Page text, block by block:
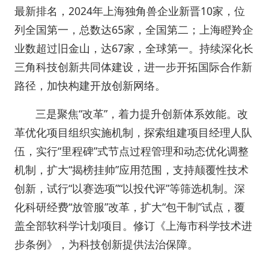
最新排名，2024年上海独角兽企业新晋10家，位
列全国第一，总数达65家，全国第二；上海瞪羚企
业数超过旧金山，达67家，全球第一。持续深化长
三角科技创新共同体建设，进一步开拓国际合作新
路径，加快构建开放创新网络。
三是聚焦“改革”，着力提升创新体系效能。改
革优化项目组织实施机制，探索组建项目经理人队
伍，实行“里程碑”式节点过程管理和动态优化调整
机制，扩大“揭榜挂帅”应用范围，支持颠覆性技术
创新，试行“以赛选项”“以投代评”等筛选机制。深
化科研经费“放管服”改革，扩大“包干制”试点，覆
盖全部软科学计划项目。修订《上海市科学技术进
步条例》，为科技创新提供法治保障。